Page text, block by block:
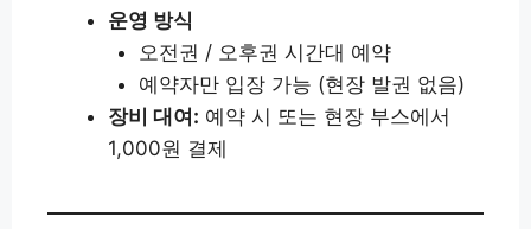
운영 방식
오전권 / 오후권 시간대 예약
예약자만 입장 가능 (현장 발권 없음)
장비 대여: 예약 시 또는 현장 부스에서
1,000원 결제